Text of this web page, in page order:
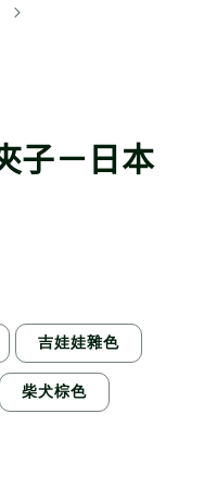
子－日本
吉娃娃雜色
柴犬棕色